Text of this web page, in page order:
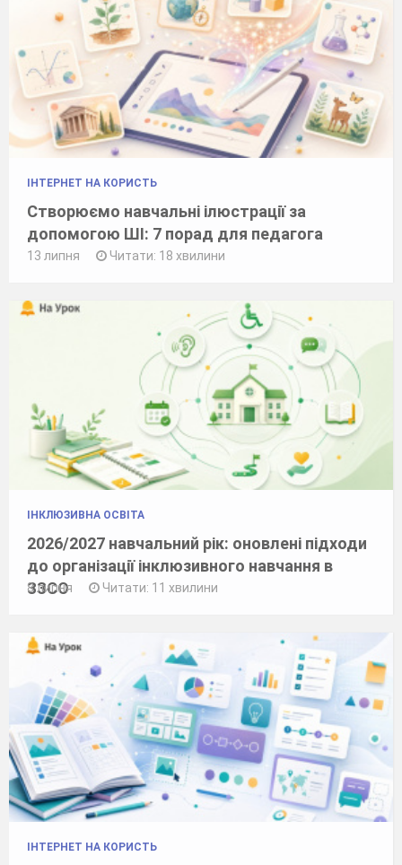
ІНТЕРНЕТ НА КОРИСТЬ
Створюємо навчальні ілюстрації за
допомогою ШІ: 7 порад для педагога
13 липня Читати: 18 хвилини
ІНКЛЮЗИВНА ОСВІТА
2026/2027 навчальний рік: оновлені підходи
до організації інклюзивного навчання в
ЗЗСО
8 липня Читати: 11 хвилини
ІНТЕРНЕТ НА КОРИСТЬ